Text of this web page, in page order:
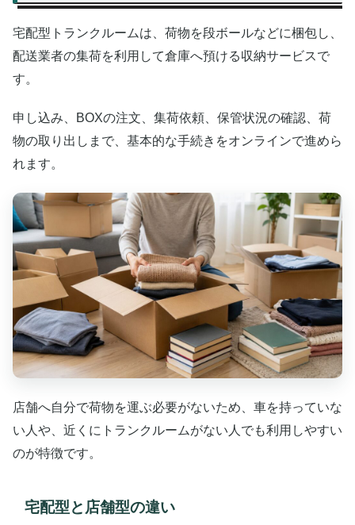
宅配型トランクルームは、荷物を段ボールなどに梱包し、
配送業者の集荷を利用して倉庫へ預ける収納サービスで
す。
申し込み、BOXの注文、集荷依頼、保管状況の確認、荷
物の取り出しまで、基本的な手続きをオンラインで進めら
れます。
店舗へ自分で荷物を運ぶ必要がないため、車を持っていな
い人や、近くにトランクルームがない人でも利用しやすい
のが特徴です。
宅配型と店舗型の違い